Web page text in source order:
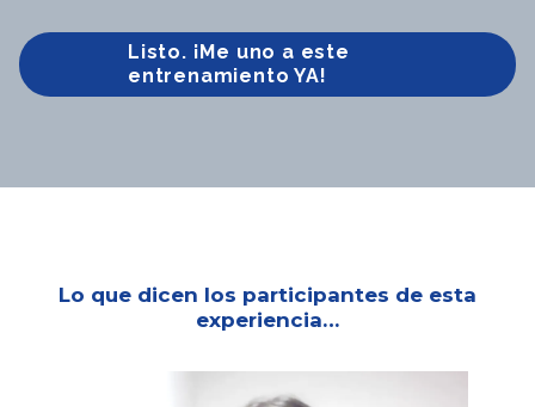
Listo. ¡Me uno a este
entrenamiento YA!
Lo que dicen los participantes de esta
experiencia…